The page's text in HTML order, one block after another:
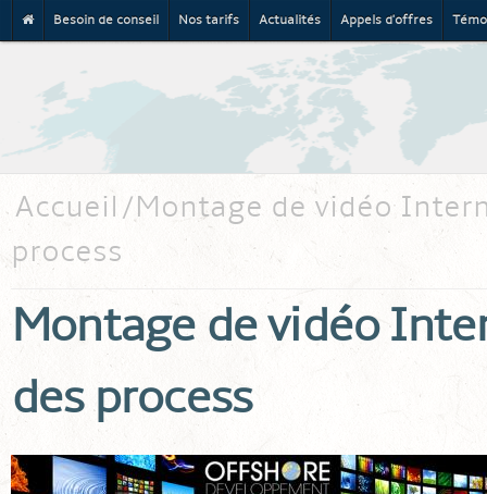
Besoin de conseil Nos tarifs Actualités Appels d'offres
Accueil
Montage de vidéo
process
Montage de vidéo
des process